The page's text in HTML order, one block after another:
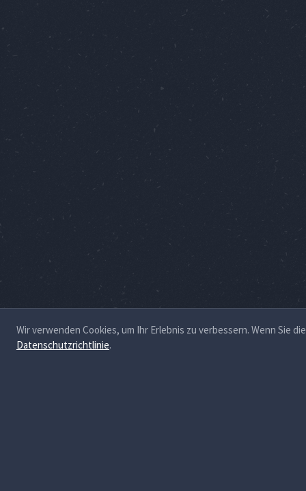
Wir verwenden Cookies, um Ihr Erlebnis zu verbessern. Wenn Sie
Datenschutzrichtlinie.